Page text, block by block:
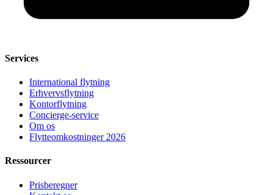
Services
International flytning
Erhvervsflytning
Kontorflytning
Concierge-service
Om os
Flytteomkostninger 2026
Ressourcer
Prisberegner